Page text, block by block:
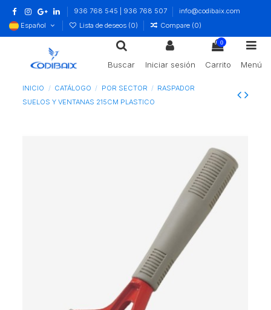
936 768 545 | 936 768 507
info@codibaix.com
Español
Lista de deseos (0) Compare (0)
Buscar Iniciar sesión
0
Carrito Menú
INICIO CATÁLOGO POR SECTOR
RASPADOR
SUELOS Y VENTANAS 215CM PLASTICO